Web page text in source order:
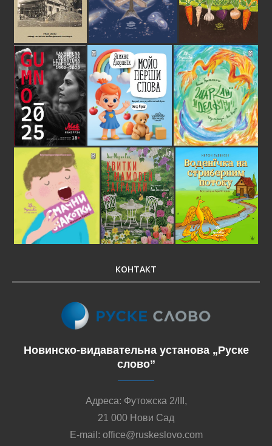
КОНТАКТ
Новинско-видавательна установа „Руске
слово”
Адреса: Футожска 2/III,
21 000 Нови Сад
E-mail: office@ruskeslovo.com